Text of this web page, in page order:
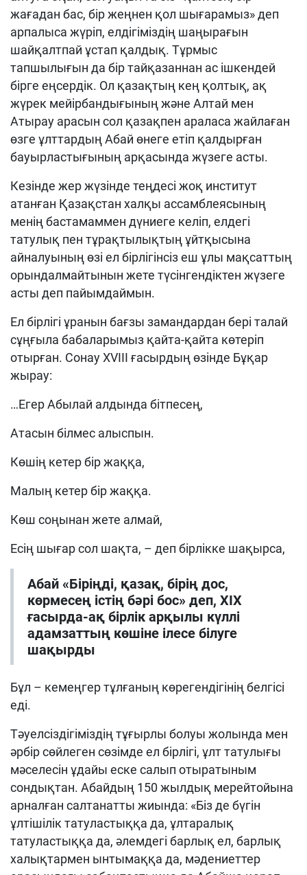
жағадан бас, бір жеңнен қол шығарамыз» деп
арпалыса жүріп, елдігіміздің шаңырағын
шайқалтпай ұстап қалдық. Тұрмыс
тапшылығын да бір тайқазаннан ас ішкендей
бірге еңсердік. Ол қазақтың кең қолтық, ақ
жүрек мейірбандығының және Алтай мен
Атырау арасын сол қазақпен араласа жайлаған
өзге ұлттардың Абай өнеге етіп қалдырған
бауырластығының арқасында жүзеге асты.
Кезінде жер жүзінде теңдесі жоқ институт
атанған Қазақстан халқы ассамблеясының
менің бастамаммен дүниеге келіп, елдегі
татулық пен тұрақтылықтың ұйтқысына
айналуының өзі ел бірлігінсіз еш ұлы мақсаттың
орындалмайтынын жете түсінгендіктен жүзеге
асты деп пайымдаймын.
Ел бірлігі ұранын бағзы замандардан бері талай
сұңғыла бабаларымыз қайта-қайта көтеріп
отырған. Сонау ХVІІІ ғасырдың өзінде Бұқар
жырау:
…Егер Абылай алдында бітпесең,
Атасын білмес алыспын.
Көшің кетер бір жаққа,
Малың кетер бір жаққа.
Көш соңынан жете алмай,
Есің шығар сол шақта, – деп бірлікке шақырса,
Абай «Біріңді, қазақ, бірің дос,
көрмесең істің бәрі бос» деп, ХІХ
ғасырда-ақ бірлік арқылы күллі
адамзаттың көшіне ілесе білуге
шақырды
Бұл – кемеңгер тұлғаның көрегендігінің белгісі
еді.
Тәуелсіздігіміздің тұғырлы болуы жолында мен
әрбір сөйлеген сөзімде ел бірлігі, ұлт татулығы
мәселесін ұдайы еске салып отыратыным
сондықтан. Абайдың 150 жылдық мерейтойына
арналған салтанатты жиында: «Біз де бүгін
ұлтішілік татуластыққа да, ұлтаралық
татуластыққа да, әлемдегі барлық ел, барлық
халықтармен ынтымаққа да, мәдениеттер